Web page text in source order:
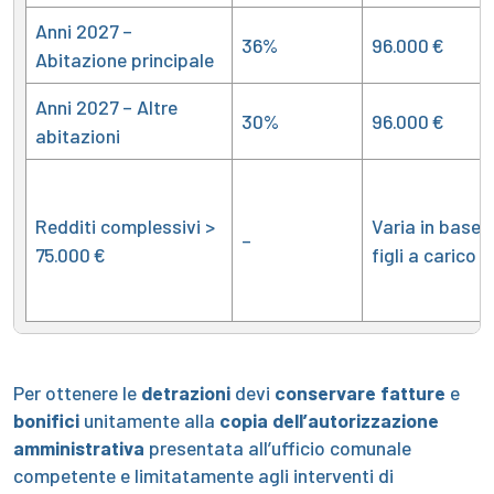
Anni 2027 –
Abitazione principale
36% 96.000 €
Anni 2027 – Altre
abitazioni
30% 96.000 €
Redditi complessivi >
75.000 €
–
Varia in base
figli a carico
Per ottenere le detrazioni devi conservare fatture e
bonifici unitamente alla copia dell’autorizzazione
amministrativa presentata all’ufficio comunale
competente e limitatamente agli interventi di